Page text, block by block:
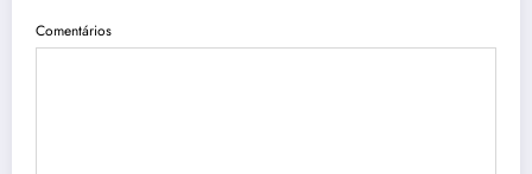
Comentários